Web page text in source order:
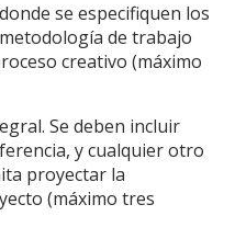
se especifiquen los
de trabajo
creativo (máximo
Se deben incluir
y cualquier otro
proyectar la
(máximo tres